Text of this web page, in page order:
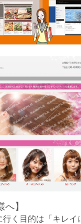
へ】
く目的は「キレイ